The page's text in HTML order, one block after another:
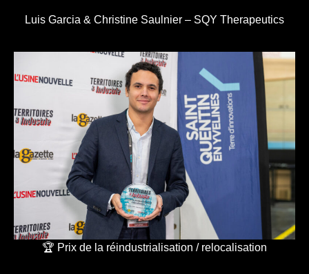
Luis Garcia & Christine Saulnier – SQY Therapeutics
🏆 Prix de la réindustrialisation / relocalisation